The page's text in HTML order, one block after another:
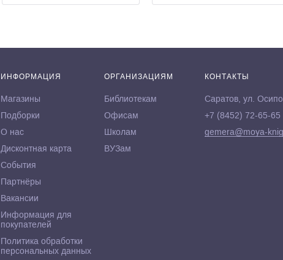
ИНФОРМАЦИЯ
Магазины
Подборки
О нас
Дисконтная карта
События
Партнёры
Вакансии
Информация для
покупателей
Политика обработки
персональных данных
ОРГАНИЗАЦИЯМ
Библиотекам
Офисам
Школам
ВУЗам
КОНТАКТЫ
Саратов, ул.
+7 (8452) 72-65-65
gemera@moya-